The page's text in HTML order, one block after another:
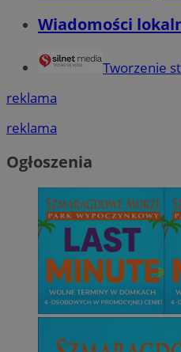
Wiadomości
Tworzenie
reklama
reklama
Ogłoszenia